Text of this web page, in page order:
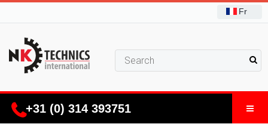
Fr
+31 (0) 314 393751